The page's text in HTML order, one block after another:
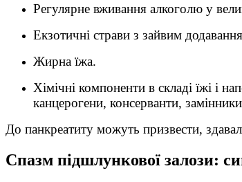
Регулярне вживання алкоголю у
Екзотичні страви з зайвим
Жирна їжа.
Хімічні компоненти в складі їжі і
канцерогени, консерванти,
До панкреатиту можуть призвести,
Спазм підшлункової залози: